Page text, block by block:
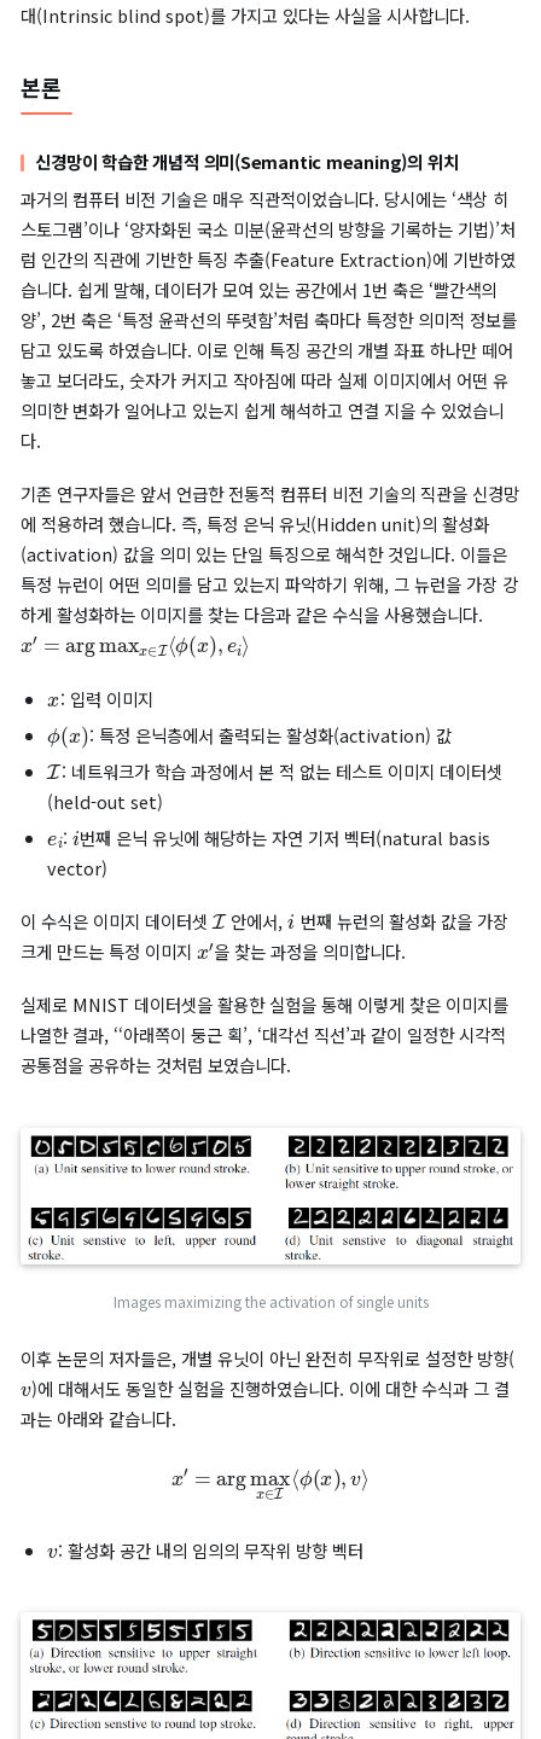
는 것만으로도 모델이 완전히 틀린 오답을 내뱉도록 조작할 수 있
해 생성된 조작된 데이터를 이 논문에서는 적대적 예제
example)라고 정의합니다.
이러한 특성들은, 역전파를 통해 고도로 학습된 심층 신경망조차
인지 방식과는 근본적으로 다르게 작동하며, 구조적으로 내재된
대(Intrinsic blind spot)를 가지고 있다는 사실을 시사합니다.
본론
신경망이 학습한 개념적 의미(Semantic meaning)의 위치
과거의 컴퓨터 비전 기술은 매우 직관적이었습니다. 당시에는 ‘색
스토그램’이나 ‘양자화된 국소 미분(윤곽선의 방향을 기록하는 기
럼 인간의 직관에 기반한 특징 추출(Feature Extraction)에 기
습니다. 쉽게 말해, 데이터가 모여 있는 공간에서 1번 축은 ‘빨간색
양’, 2번 축은 ‘특정 윤곽선의 뚜렷함’처럼 축마다 특정한 의미적
담고 있도록 하였습니다. 이로 인해 특징 공간의 개별 좌표 하나만
놓고 보더라도, 숫자가 커지고 작아짐에 따라 실제 이미지에서 어
기존 연구자들은 앞서 언급한 전통적 컴퓨터 비전 기술의 직관을
에 적용하려 했습니다. 즉, 특정 은닉 유닛(Hidden unit)의 활성
(activation) 값을 의미 있는 단일 특징으로 해석한 것입니다. 이
특정 뉴런이 어떤 의미를 담고 있는지 파악하기 위해, 그 뉴런을
하게 활성화하는 이미지를 찾는 다음과 같은 수식을 사용했습니다.
x′=argmax x∈I⟨ϕ(x),ei⟩
: 입력 이미지
ϕ(x)
: 특정 은닉층에서 출력되는 활성화(activation) 값
I
: 네트워크가 학습 과정에서 본 적 없는 테스트 이미지 데이
e
i
:
i
번째 은닉 유닛에 해당하는 자연 기저 벡터(natural
이 수식은 이미지 데이터셋
I
안에서,
i
번째 뉴런의 활성화 값을
x
′
실제로 MNIST 데이터셋을 활용한 실험을 통해 이렇게 찾은 이미
나열한 결과, ‘‘아래쪽이 둥근 획’, ‘대각선 직선’과 같이 일정한 시
공통점을 공유하는 것처럼 보였습니다.
Images maximizing the activation of single units